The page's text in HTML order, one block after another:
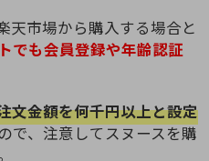
天市場から購入する場合と
でも会員登録や年齢認証
文金額を何千円以上と設定
で、注意してスヌースを購